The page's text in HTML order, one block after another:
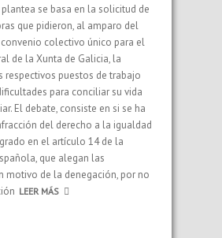
se basa en la solicitud de
que pidieron, al amparo del
colectivo único para el
de la Xunta de Galicia, la
respectivos puestos de trabajo
para conciliar su vida
El debate, consiste en si se ha
del derecho a la igualdad
en el artículo 14 de la
que alegan las
motivo de la denegación, por no
LEER MÁS